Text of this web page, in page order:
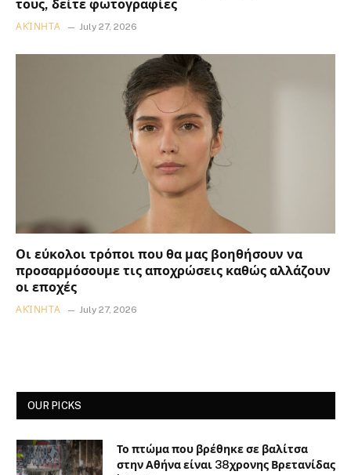
τους, δείτε φωτογραφίες
ΑΚΊΝΗΤΑ July 27, 2026
Οι εύκολοι τρόποι που θα μας βοηθήσουν να
προσαρμόσουμε τις αποχρώσεις καθώς αλλάζουν
οι εποχές
ΑΚΊΝΗΤΑ July 27, 2026
OUR PICKS
Το πτώμα που βρέθηκε σε βαλίτσα
στην Αθήνα είναι 38χρονης Βρετανίδας